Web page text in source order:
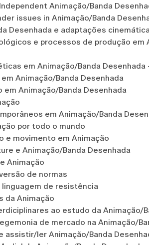
Animação/Banda
issues in Animação/Banda
Desenhada e adaptações
e processos de produção em
em Animação/Banda
Animação/Banda Desenhada
em Animação/Banda Desenhada
em Animação/Banda
por todo o mundo
e movimento em Animação
e Animação/Banda Desenhada
Animação
de normas
linguagem de resistência
da Animação
ao estudo da Animação/
de mercado na Animação/
assistir/ler Animação/Banda